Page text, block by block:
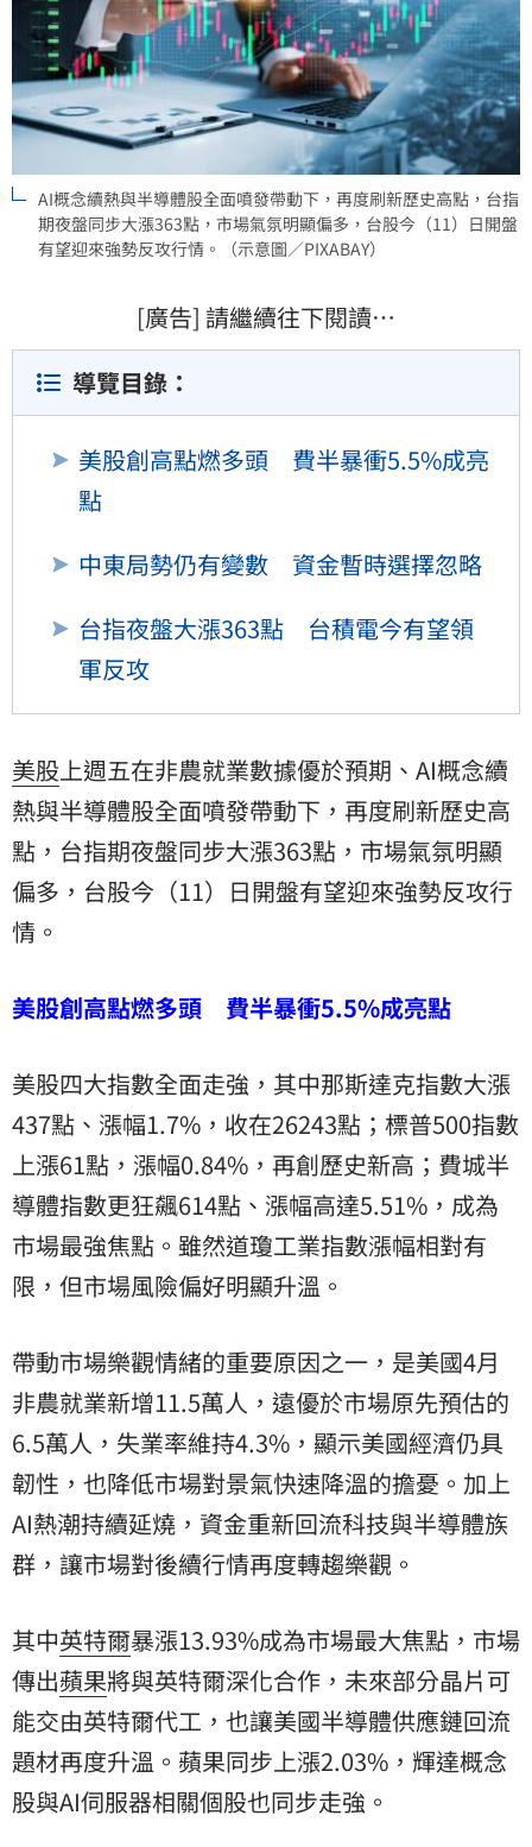
AI概念續熱與半導體股全面噴發帶動下，再度刷新歷史高點，台指
期夜盤同步大漲363點，市場氣氛明顯偏多，台股今（11）日開盤
有望迎來強勢反攻行情。（示意圖／PIXABAY）
[廣告] 請繼續往下閱讀…
導覽目錄：
美股創高點燃多頭 費半暴衝5.5%成亮
點
中東局勢仍有變數 資金暫時選擇忽略
台指夜盤大漲363點 台積電今有望領
軍反攻
美股上週五在非農就業數據優於預期、AI概念續
熱與半導體股全面噴發帶動下，再度刷新歷史高
點，台指期夜盤同步大漲363點，市場氣氛明顯
偏多，台股今（11）日開盤有望迎來強勢反攻行
情。
美股創高點燃多頭 費半暴衝5.5%成亮點
美股四大指數全面走強，其中那斯達克指數大漲
437點、漲幅1.7%，收在26243點；標普500指數
上漲61點，漲幅0.84%，再創歷史新高；費城半
導體指數更狂飆614點、漲幅高達5.51%，成為
市場最強焦點。雖然道瓊工業指數漲幅相對有
限，但市場風險偏好明顯升溫。
帶動市場樂觀情緒的重要原因之一，是美國4月
非農就業新增11.5萬人，遠優於市場原先預估的
6.5萬人，失業率維持4.3%，顯示美國經濟仍具
韌性，也降低市場對景氣快速降溫的擔憂。加上
AI熱潮持續延燒，資金重新回流科技與半導體族
群，讓市場對後續行情再度轉趨樂觀。
其中英特爾暴漲13.93%成為市場最大焦點，市場
傳出蘋果將與英特爾深化合作，未來部分晶片可
能交由英特爾代工，也讓美國半導體供應鏈回流
題材再度升溫。蘋果同步上漲2.03%，輝達概念
股與AI伺服器相關個股也同步走強。